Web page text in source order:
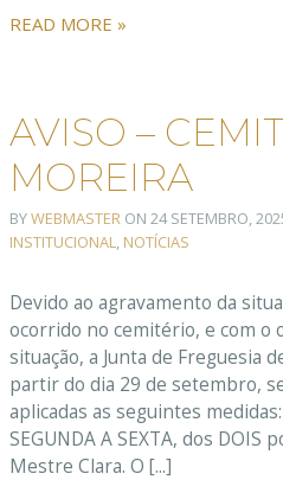
READ MORE »
AVISO –
MOREIRA
BYWEBMASTER ON 24 SETEMBRO,
INSTITUCIONAL
NOTÍCIAS
Devido ao agravamento da
ocorrido no cemitério, e com o
situação, a Junta de Freguesia
partir do dia 29 de setembro,
aplicadas as seguintes
SEGUNDA A SEXTA, dos DOIS
Mestre Clara. O [...]